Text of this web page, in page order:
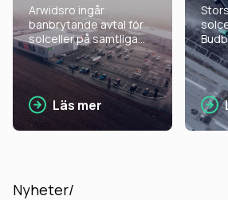
Arwidsro ingår
banbrytande avtal för
solceller på samtliga
fastigheter
Läs mer
Nyheter/